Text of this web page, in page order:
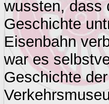
wussten, dass
Geschichte
Eisenbahn
war es
Geschichte